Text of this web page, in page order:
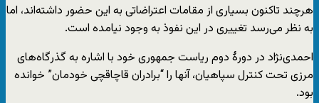
هرچند تاکنون بسیاری از مقامات اعتراضاتی به این حضور داشته‌اند، اما
به نظر می‌رسد تغییری در این نفوذ به وجود نیامده است.
احمدی‌نژاد در دورۀ دوم ریاست جمهوری خود با اشاره به گذرگاه‌های
مرزی تحت کنترل سپاهیان، آنها را “برادران قاچاقچی خودمان” خوانده
بود.